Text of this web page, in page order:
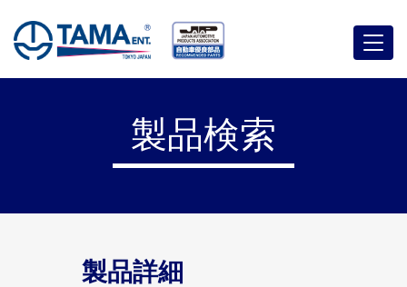
メ
ニ
製品検索
製品詳細